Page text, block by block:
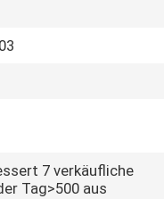
7 verkäufliche
Tag>500 aus